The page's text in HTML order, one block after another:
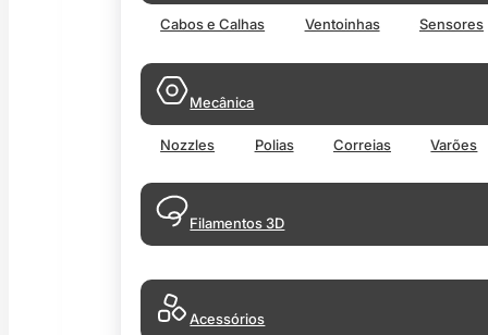
Cabos e Calhas Ventoinhas Sensores
Mecânica
Nozzles Polias Correias Varões
Filamentos 3D
Acessórios